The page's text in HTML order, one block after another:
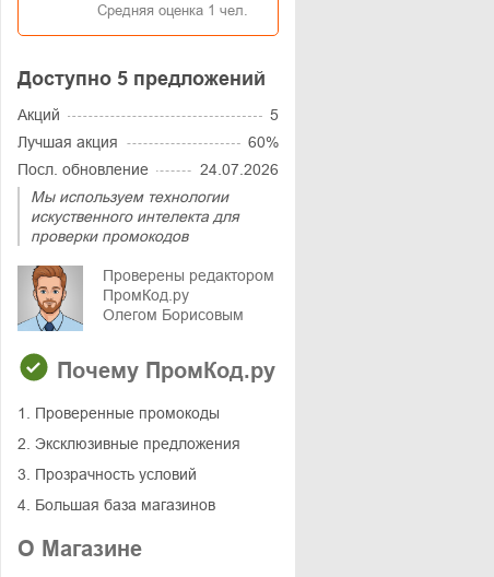
Средняя оценка 1 чел.
Доступно 5 предложений
Акций
5
Лучшая акция
60%
Посл. обновление
24.07.2026
Мы используем технологии
искуственного интелекта для
проверки промокодов
Проверены редактором
ПромКод.ру
Олегом Борисовым
Почему ПромКод.ру
1. Проверенные промокоды
2. Эксклюзивные предложения
3. Прозрачность условий
4. Большая база магазинов
О Магазине